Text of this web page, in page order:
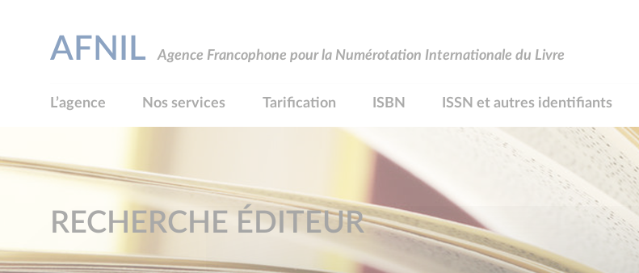
AFNIL Agence Francophone pour la Numérotation Internationale du Livre
L’agence Nos services Tarification ISBN ISSN et autres identifiants
RECHERCHE ÉDITEUR